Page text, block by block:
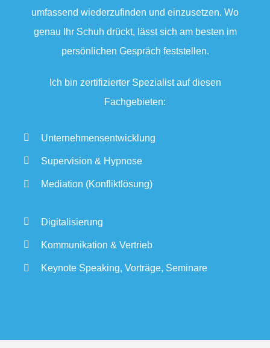
umfassend wiederzufinden und einzusetzen. Wo
genau Ihr Schuh drückt, lässt sich am besten im
persön­lichen Gespräch feststellen.
Ich bin zerti­fi­zierter Spezialist auf diesen
Fachgebieten:
Unternehmens­entwicklung
Super­vision& Hypnose
Mediation (Konflikt­lösung)
Digita­li­sierung
Kommu­ni­kation& Vertrieb
Keynote Speaking, Vorträge, Seminare